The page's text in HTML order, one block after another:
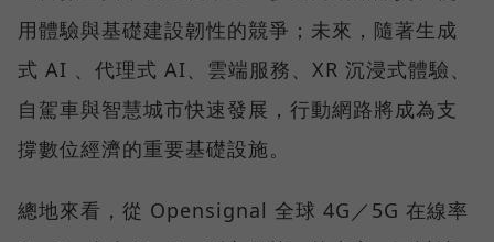
用體驗與基礎建設韌性的競爭；未來，隨著生成
式 AI 、代理式 AI、雲端服務、XR 沉浸式體驗、
自駕車與智慧城市快速發展，行動網路將成為支
撐數位經濟的重要基礎設施。
總地來看，從 Opensignal 全球 4G／5G 在線率